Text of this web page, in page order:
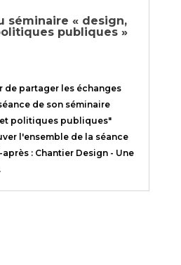
séminaire « design,
publiques »
de partager les échanges
de son séminaire
politiques publiques"
l'ensemble de la séance
: Chantier Design - Une